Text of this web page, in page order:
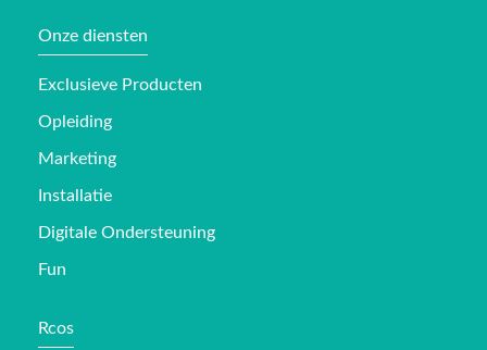
Onze diensten
Exclusieve Producten
Opleiding
Marketing
Installatie
Digitale Ondersteuning
Fun
Rcos